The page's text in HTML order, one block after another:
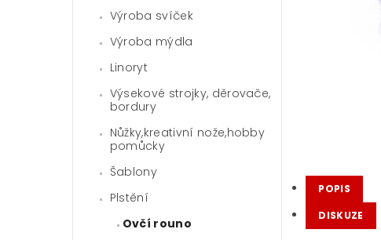
Výroba svíček
Výroba mýdla
Linoryt
Výsekové strojky, děrovače,
bordury
Nůžky,kreativní nože,hobby
pomůcky
Šablony
Plstění
Ovčí rouno
POPIS
DISKUZE